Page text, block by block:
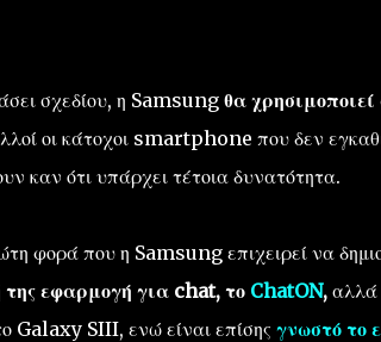
σχεδίου, η Samsung θα χρησιμοποιεί
οι κάτοχοι smartphone που δεν
καν ότιυπάρχει τέτοια δυνατότητα.
φορά που η Samsung επιχειρεί να
της εφαρμογή για chat, το ChatON,αλλά
Galaxy SIII, ενώ είναι επίσης γνωστό το